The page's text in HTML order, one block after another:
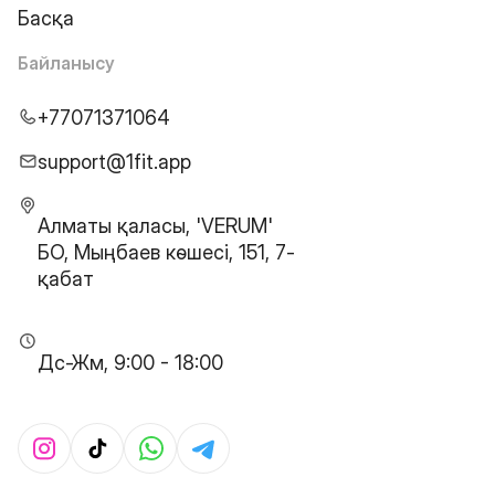
Басқа
Байланысу
+77071371064
support@1fit.app
Алматы қаласы, 'VERUM'
БО, Мыңбаев көшесі, 151, 7-
қабат
Дс-Жм, 9:00 - 18:00